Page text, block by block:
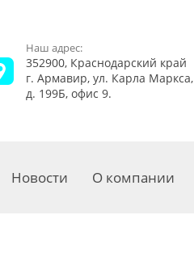
Наш адрес:
352900, Краснодарский край
г. Армавир, ул. Карла Маркса,
д. 199Б, офис 9.
Новости О компании